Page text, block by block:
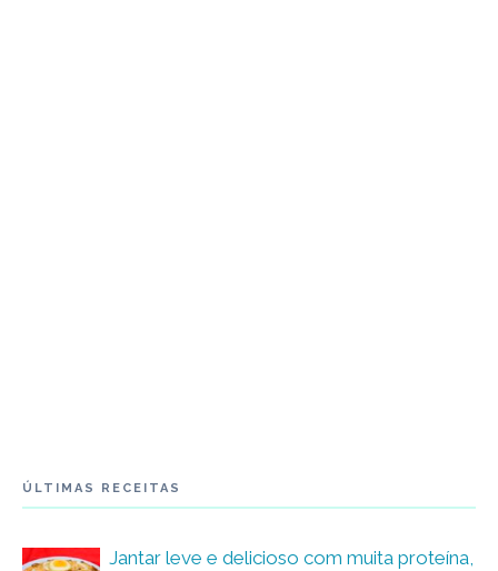
ÚLTIMAS RECEITAS
Jantar leve e delicioso com muita proteína,